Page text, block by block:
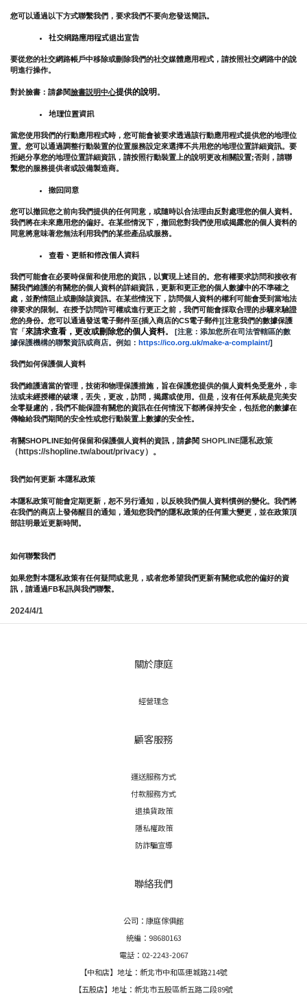
您可以通過以下方式聯繫我們，要求我們不要向您發送簡訊。
社交網路應用程式退出宣告
要從您的社交網路帳戶中移除或刪除我們的社交媒體應用程式，請按照社交網路中的說
明進行操作。
對於臉書：請參閱臉書説明中心提供的說明 。
地理位置資訊
當您使用我們的行動應用程式時，您可能會被要求透過該行動應用程式提供您的地理位
置。您可以通過調整行動裝置的位置服務設定來選擇不共用您的地理位置詳細資訊。要
拒絕分享您的地理位置詳細資訊，請按照行動裝置上的說明更改相關設置;否則，請聯
繫您的服務提供者或設備製造商。
撤回同意
您可以撤回您之前向我們提供的任何同意，或隨時以合法理由反對處理您的個人資料。
我們將在未來應用您的偏好。在某些情況下，撤回您對我們使用或揭露您的個人資料的
同意將意味著您無法利用我們的某些產品或服務。
查看、更新和修改個人資料
我們可能會在必要時保留和使用您的資訊，以實現上述目的。您有權要求訪問和接收有
關我們維護的有關您的個人資料的詳細資訊，更新和更正您的個人數據中的不準確之
處，並酌情阻止或刪除該資訊。在某些情況下，訪問個人資料的權利可能會受到當地法
律要求的限制。在授予訪問許可權或進行更正之前，我們可能會採取合理的步驟來驗證
您的身份。您可以通過發送電子郵件至{插入商店的CS電子郵件][注意我們的數據保護
官「來請求查看，更改或刪除您的個人資料。
[注意：添加您所在司法管轄區的數
據保護機構的聯繫資訊或商店。例如： https://ico.org.uk/make-a-complaint/]
我們如何保護個人資料
我們維護適當的管理，技術和物理保護措施，旨在保護您提供的個人資料免受意外，非
法或未經授權的破壞，丟失，更改，訪問，揭露或使用。但是，沒有任何系統是完美安
全零疑慮的，我們不能保證有關您的資訊在任何情況下都將保持安全，包括您的數據在
傳輸給我們期間的安全性或您行動裝置上數據的安全性。
有關SHOPLINE如何保留和保護個人資料的資訊，請參閱 SHOPLINE隱私政策
（https://shopline.tw/about/privacy）。
我們如何更新 本隱私政策
本隱私政策可能會定期更新，恕不另行通知，以反映我們個人資料慣例的變化。我們將
在我們的商店上發佈醒目的通知，通知您我們的隱私政策的任何重大變更，並在政策頂
部註明最近更新時間。
如何聯繫我們
如果您對本隱私政策有任何疑問或意見，或者您希望我們更新有關您或您的偏好的資
訊，請通過FB私訊與我們聯繫。
2024/4/1
關於康庭
經營理念
顧客服務
運送服務方式
付款服務方式
退換貨政策
隱私權政策
防詐騙宣導
聯絡我們
公司：康庭傢俱館
統編：98680163
電話：02-2243-2067
【中和店】地址：新北市中和區連城路214號
【五股店】地址：新北市五股區新五路二段89號